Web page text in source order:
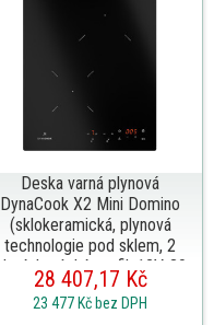
Deska varná plynová
DynaCook X2 Mini Domino
(sklokeramická, plynová
technologie pod sklem, 2
plotýnky, úzký profil, 12V, 30
mbar)
28 407,17 Kč
23 477 Kč bez DPH